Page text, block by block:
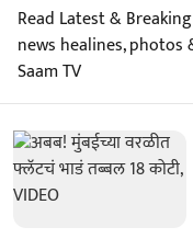
Read Latest &
news healines,
Saam TV